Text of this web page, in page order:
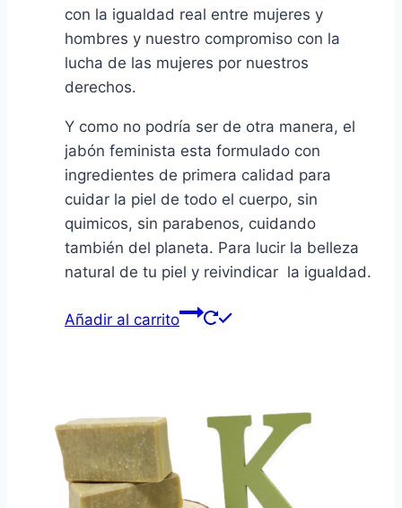
con la igualdad real entre mujeres y
hombres y nuestro compromiso con la
lucha de las mujeres por nuestros
derechos.
Y como no podría ser de otra manera, el
jabón feminista esta formulado con
ingredientes de primera calidad para
cuidar la piel de todo el cuerpo, sin
quimicos, sin parabenos, cuidando
también del planeta. Para lucir la belleza
natural de tu piel y reivindicar la igualdad.
Añadir al carrito